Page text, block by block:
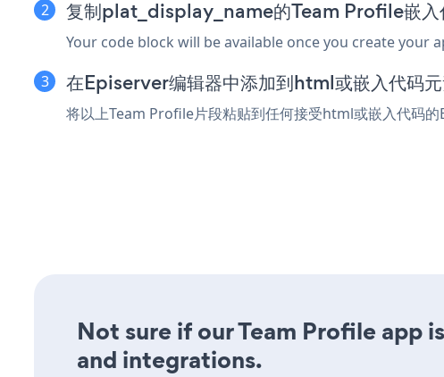
复制plat_display_name的Team Profile嵌入
Your code block will be available once you create your
在Episerver编辑器中添加到html或嵌入代码
将以上Team Profile片段粘贴到任何接受html或嵌入代码
Not sure if our Team Profile app
and integrations.